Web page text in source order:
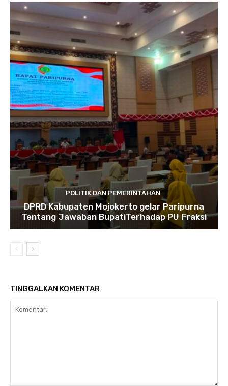
POLITIK DAN PEMERINTAHAN
DPRD Kabupaten Mojokerto gelar Paripurna
Tentang Jawaban BupatiTerhadap PU Fraksi
TINGGALKAN KOMENTAR